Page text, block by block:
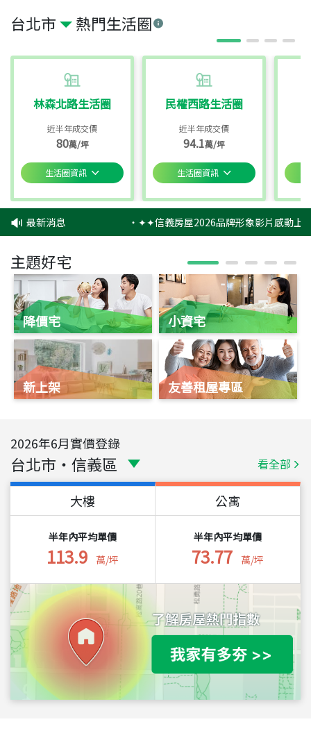
台北市 熱門生活圈
林森北路生活圈
近半年成交價
80萬/坪
生活圈資訊
民權西路生活圈
近半年成交價
94.1萬/坪
生活圈資訊
最新消息 ‧✦✦信義房屋2026品牌形象影片感動上
主題好宅
降價宅
新上架
小資宅
友善租屋專區
2026年6月實價登錄
台北市 ・ 信義區 看全部
大樓
半年內平均單價
113.9 萬/坪
公寓
半年內平均單價
73.77 萬/坪